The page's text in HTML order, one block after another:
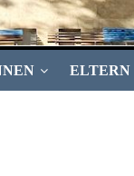
ELTERN